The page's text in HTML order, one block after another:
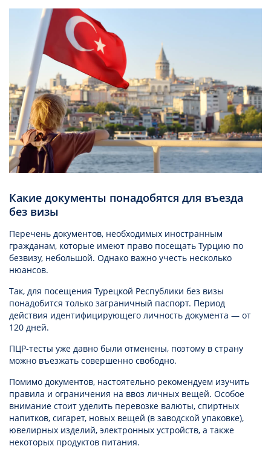
Какие документы понадобятся для въезда
без визы
Перечень документов, необходимых иностранным
гражданам, которые имеют право посещать Турцию по
безвизу, небольшой. Однако важно учесть несколько
нюансов.
Так, для посещения Турецкой Республики без визы
понадобится только заграничный паспорт. Период
действия идентифицирующего личность документа — от
120 дней.
ПЦР-тесты уже давно были отменены, поэтому в страну
можно въезжать совершенно свободно.
Помимо документов, настоятельно рекомендуем изучить
правила и ограничения на ввоз личных вещей. Особое
внимание стоит уделить перевозке валюты, спиртных
напитков, сигарет, новых вещей (в заводской упаковке),
ювелирных изделий, электронных устройств, а также
некоторых продуктов питания.